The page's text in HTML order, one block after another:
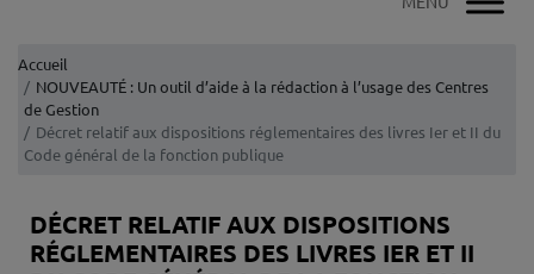
Accueil
NOUVEAUTÉ : Un outil d’aide à la rédaction à l’usage des Centres
de Gestion
Décret relatif aux dispositions réglementaires des livres Ier et II du
Code général de la fonction publique
DÉCRET RELATIF AUX DISPOSITIONS
RÉGLEMENTAIRES DES LIVRES IER ET II